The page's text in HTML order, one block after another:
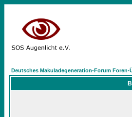
Deutsches Makuladegeneration-Forum Foren-